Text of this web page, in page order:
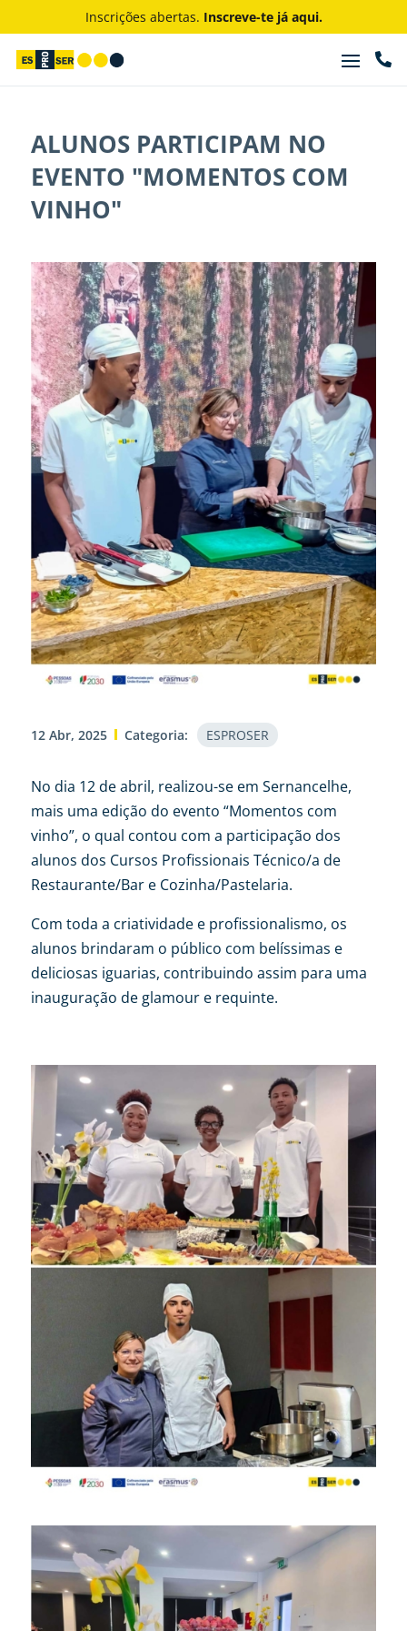
Inscrições abertas. Inscreve-te já aqui.

ALUNOS PARTICIPAM NO
EVENTO "MOMENTOS COM
VINHO"
12 Abr, 2025 Categoria: ESPROSER
No dia 12 de abril, realizou-se em Sernancelhe,
mais uma edição do evento “Momentos com
vinho”, o qual contou com a participação dos
alunos dos Cursos Profissionais Técnico/a de
Restaurante/Bar e Cozinha/Pastelaria.
Com toda a criatividade e profissionalismo, os
alunos brindaram o público com belíssimas e
deliciosas iguarias, contribuindo assim para uma
inauguração de glamour e requinte.